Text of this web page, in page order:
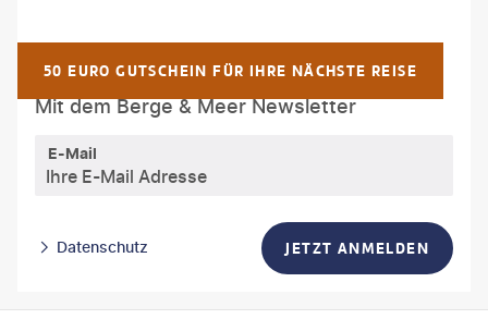
50 EURO GUTSCHEIN FÜR IHRE NÄCHSTE REISE
WILLKOMMEN AN BORD!
Mit dem Berge & Meer Newsletter
E-Mail
Datenschutz JETZT ANMELDEN